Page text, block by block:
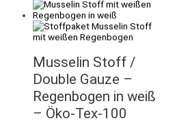
Musselin Stoff /
Double Gauze –
Regenbogen in weiß
– Öko-Tex-100